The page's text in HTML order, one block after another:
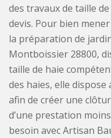
des travaux de taille
devis. Pour bien
la préparation de
Montboissier 28800,
taille de haie
des haies, elle
afin de créer une
d’une prestation
besoin avec Artisan